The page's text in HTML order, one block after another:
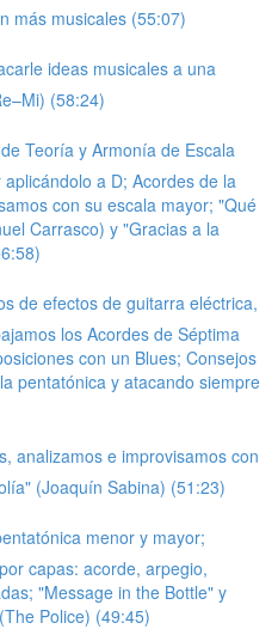
más musicales (55:07)
ideas musicales a una
(58:24)
Teoría y Armonía de Escala
a D; Acordes de la
con su escala mayor; "Qué
Carrasco) y "Gracias a la
de efectos de guitarra eléctrica,
los Acordes de Séptima
con un Blues; Consejos
pentatónica y atacando siempre
analizamos e improvisamos con
(Joaquín Sabina) (51:23)
menor y mayor;
capas: acorde, arpegio,
"Message in the Bottle" y
Police) (49:45)